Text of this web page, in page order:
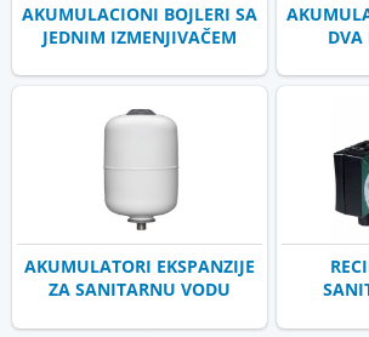
AKUMULACIONI BOJLERI SA
JEDNIM IZMENJIVAČEM
DVA
AKUMULATORI EKSPANZIJE
ZA SANITARNU VODU